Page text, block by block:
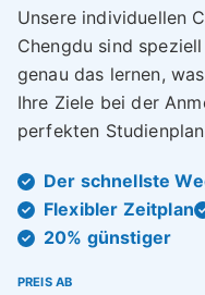
Unsere individuellen
Chengdu sind
genau das lernen,
Ihre Ziele bei der
perfekten
Der schnellste
Flexibler Zeitplan
20% günstiger
PREIS AB